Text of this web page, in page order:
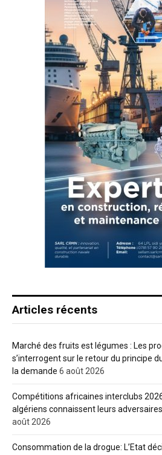
Articles récents
Marché des fruits est légumes : Les
s’interrogent sur le retour du principe
la demande 6 août 2026
Compétitions africaines interclubs
algériens connaissent leurs
août 2026
Consommation de la drogue: L’Etat